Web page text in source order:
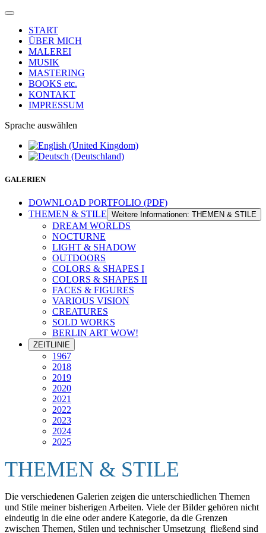
START
ÜBER MICH
MALEREI
MUSIK
MASTERING
BOOKS etc.
KONTAKT
IMPRESSUM
Sprache auswählen
GALERIEN
DOWNLOAD PORTFOLIO (PDF)
THEMEN & STILE Weitere Informationen: THEMEN & STILE
DREAM WORLDS
NOCTURNE
LIGHT & SHADOW
OUTDOORS
COLORS & SHAPES I
COLORS & SHAPES II
FACES & FIGURES
VARIOUS VISION
CREATURES
SOLD WORKS
BERLIN ART WOW!
ZEITLINIE
1967
2018
2019
2020
2021
2022
2023
2024
2025
THEMEN & STILE
Die verschiedenen Galerien zeigen die unterschiedlichen Themen
und Stile meiner bisherigen Arbeiten. Viele der Bilder gehören nicht
eindeutig in die eine oder andere Kategorie, da die Grenzen
zwischen Themen, Stilen und technischer Umsetzung fließend sind